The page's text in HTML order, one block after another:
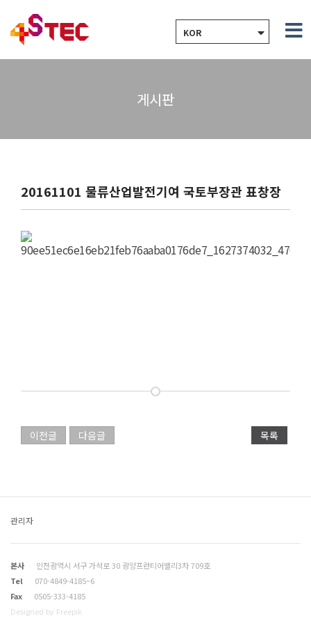
KOR
게시판
20161101 물류산업발전기여 국토부장관 표창장
이전글 다음글 목록
관리자
본사
인천광역시 서구 가석로 30 광양프런티어밸리3차 709호
Tel
070-4849-4185~6
Fax
0505-333-4185
Designed by Freepik